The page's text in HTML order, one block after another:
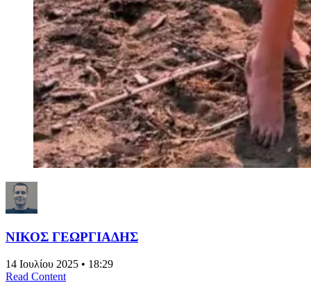
ΝΙΚΟΣ ΓΕΩΡΓΙΑΔΗΣ
14 Ιουλίου 2025 • 18:29
Read Content